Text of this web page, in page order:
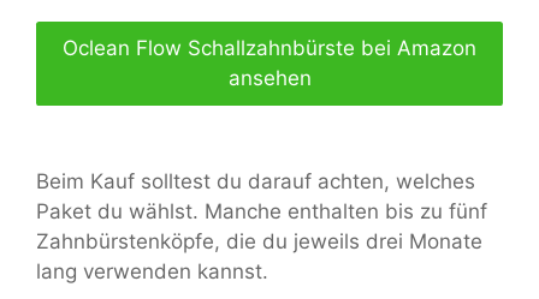
Oclean Flow Schallzahnbürste bei Amazon
ansehen
Beim Kauf solltest du darauf achten, welches
Paket du wählst. Manche enthalten bis zu fünf
Zahnbürstenköpfe, die du jeweils drei Monate
lang verwenden kannst.